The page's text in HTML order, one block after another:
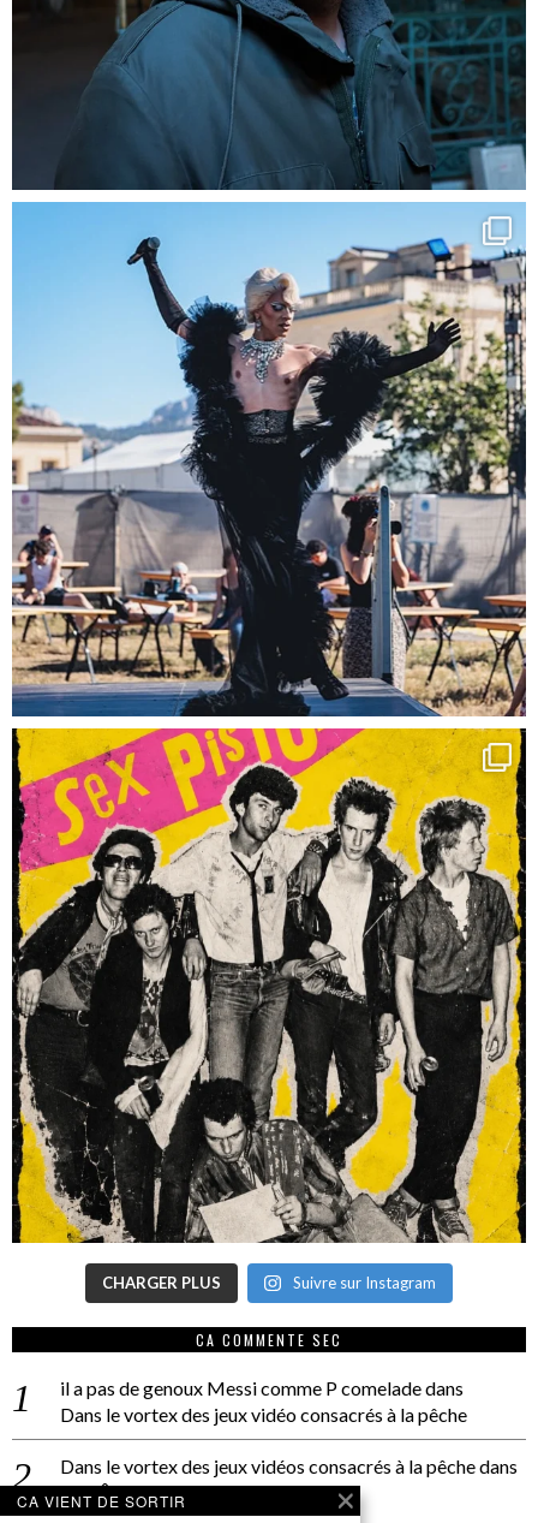
CHARGER PLUS Suivre sur Instagram
CA COMMENTE SEC
il a pas de genoux Messi comme P comeladedans
Dans le vortex des jeux vidéo consacrés à la pêche
Dans le vortex des jeux vidéos consacrés à la pêchedans
PACÔME THIELLEMENT
La séance d’Hip Gnose
CA VIENT DE SORTIR